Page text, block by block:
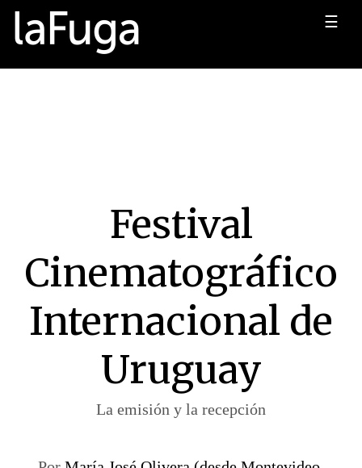
☰
Festival
Cinematográfico
Internacional de
Uruguay
La emisión y la recepción